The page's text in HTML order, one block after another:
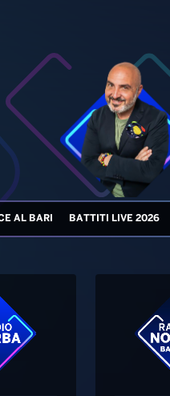
AL BARI BATTITI LIVE 2026